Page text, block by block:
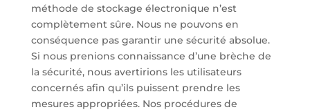
méthode de stockage électronique n’est
complètement sûre. Nous ne pouvons en
conséquence pas garantir une sécurité absolue.
Si nous prenions connaissance d’une brèche de
la sécurité, nous avertirions les utilisateurs
concernés afin qu’ils puissent prendre les
mesures appropriées. Nos procédures de